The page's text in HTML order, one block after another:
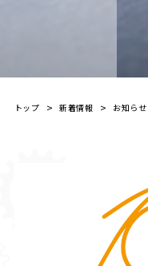
トップ 新着情報 お知らせ